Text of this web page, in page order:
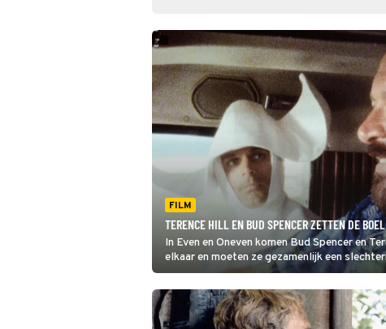
FILM
TERENCE HILL EN BUD SPENCER ZETTEN DE
In Even en Oneven komen Bud Spencer en
elkaar en moeten ze gezamenlijk een